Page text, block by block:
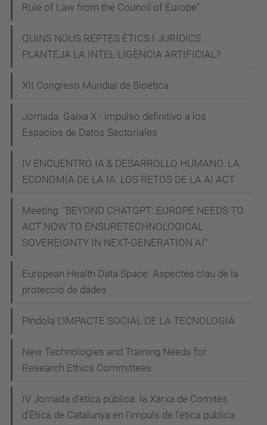
Rule of Law from the Council of Europe"
QUINS NOUS REPTES ÈTICS I JURÍDICS
PLANTEJA LA INTEL·LIGÈNCIA ARTIFICIAL?
XII Congreso Mundial de Bioética
Jornada: Gaixa X - impulso definitivo a los
Espacios de Datos Sectoriales
IV ENCUENTRO IA & DESARROLLO HUMANO. LA
ECONOMÍA DE LA IA: LOS RETOS DE LA AI ACT
Meeting: "BEYOND CHATGPT: EUROPE NEEDS TO
ACT NOW TO ENSURETECHNOLOGICAL
SOVEREIGNTY IN NEXT-GENERATION AI"
European Health Data Space: Aspectes clau de la
protecció de dades
Píndola L’IMPACTE SOCIAL DE LA TECNOLOGIA
New Technologies and Training Needs for
Research Ethics Committees
IV Jornada d'ètica pública: la Xarxa de Comitès
d'Ètica de Catalunya en l'impuls de l'ètica pública